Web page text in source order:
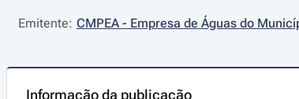
Emitente: CMPEA - Empresa de Águas do
Informação da publicação